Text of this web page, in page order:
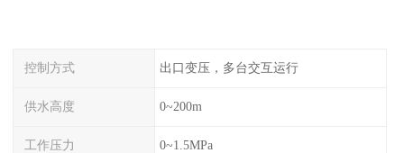
控制方式 出口变压，多台交互运行
供水高度 0~200m
工作压力 0~1.5MPa